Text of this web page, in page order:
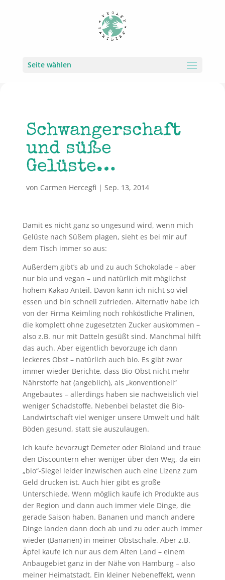
Seite wählen
Schwangerschaft
und süße
Gelüste…
von Carmen Hercegfi | Sep. 13, 2014
Damit es nicht ganz so ungesund wird, wenn mich
Gelüste nach Süßem plagen, sieht es bei mir auf
dem Tisch immer so aus:
Außerdem gibt’s ab und zu auch Schokolade – aber
nur bio und vegan – und natürlich mit möglichst
hohem Kakao Anteil. Davon kann ich nicht so viel
essen und bin schnell zufrieden. Alternativ habe ich
von der Firma Keimling noch rohköstliche Pralinen,
die komplett ohne zugesetzten Zucker auskommen –
also z.B. nur mit Datteln gesüßt sind. Manchmal hilft
das auch. Aber eigentlich bevorzuge ich dann
leckeres Obst – natürlich auch bio. Es gibt zwar
immer wieder Berichte, dass Bio-Obst nicht mehr
Nährstoffe hat (angeblich), als „konventionell“
Angebautes – allerdings haben sie nachweislich viel
weniger Schadstoffe. Nebenbei belastet die Bio-
Landwirtschaft viel weniger unsere Umwelt und hält
Böden gesund, statt sie auszulaugen.
Ich kaufe bevorzugt Demeter oder Bioland und traue
den Discountern eher weniger über den Weg, da ein
„bio“-Siegel leider inzwischen auch eine Lizenz zum
Geld drucken ist. Auch hier gibt es große
Unterschiede. Wenn möglich kaufe ich Produkte aus
der Region und dann auch immer viele Dinge, die
gerade Saison haben. Bananen und manch andere
Dinge landen dann doch ab und zu oder auch immer
wieder (Bananen) in meiner Obstschale. Aber z.B.
Äpfel kaufe ich nur aus dem Alten Land – einem
Anbaugebiet ganz in der Nähe von Hamburg – also
meiner Heimatstadt. Ein kleiner Nebeneffekt, wenn